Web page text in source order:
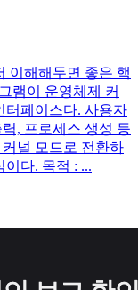
이해해두면 좋은 핵
램이 운영체제 커
터페이스다. 사용자
, 프로세스 생성 등
널 모드로 전환하
다. 목적 : ...